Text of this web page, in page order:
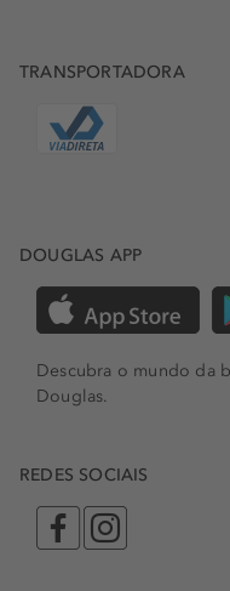
TRANSPORTADORA
DOUGLAS APP
Descubra o mundo da
Douglas.
REDES SOCIAIS